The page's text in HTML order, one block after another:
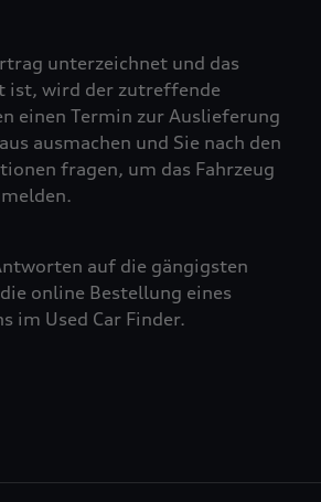
unterzeichnet und das
ist, wird der zutreffende
einen Termin zur Auslieferung
ausmachen und Sie nach den
fragen, um das Fahrzeug
auf die gängigsten
online Bestellung eines
im Used Car Finder.